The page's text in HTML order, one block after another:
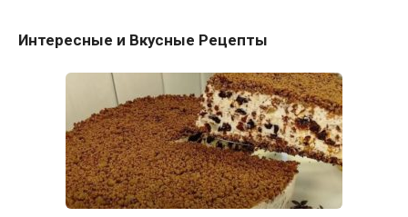
Интересные и Вкусные Рецепты